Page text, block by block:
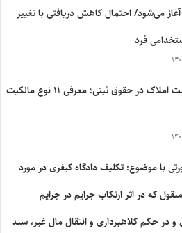
می‌شود/ احتمال کاهش دریافتی با تغییر
فرد
انواع مالکیت املاک در حقوق ثبتی؛ معرفی ۱۱ نوع مالکیت
با موضوع: تکلیف دادگاه کیفری در مورد
که در اثر ارتکاب جرایم در جرایم
و در حکم کلاهبرداری و انتقال مال غیر، سند